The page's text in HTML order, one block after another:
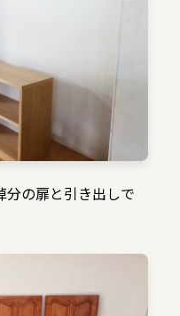
分の扉と引き出しで